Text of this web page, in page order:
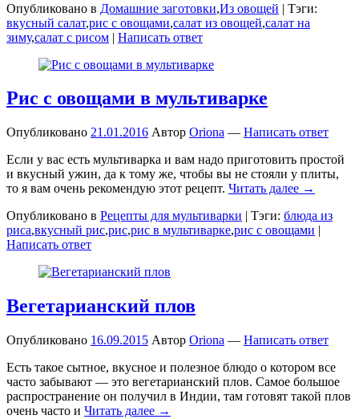
Опубликовано в Домашние заготовки,Из овощей | Тэги:
вкусный салат,рис с овощами,салат из овощей,салат на
зиму,салат с рисом | Написать ответ
Рис с овощами в мультиварке
Опубликовано 21.01.2016 Автор Oriona — Написать ответ
Если у вас есть мультиварка и вам надо приготовить простой
и вкусный ужин, да к тому же, чтобы вы не стояли у плиты,
то я вам очень рекомендую этот рецепт. Читать далее →
Опубликовано в Рецепты для мультиварки | Тэги: блюда из
риса,вкусный рис,рис,рис в мультиварке,рис с овощами |
Написать ответ
Вегетарианский плов
Опубликовано 16.09.2015 Автор Oriona — Написать ответ
Есть такое сытное, вкусное и полезное блюдо о котором все
часто забывают — это вегетарианский плов. Самое большое
распространение он получил в Индии, там готовят такой плов
очень часто и Читать далее →